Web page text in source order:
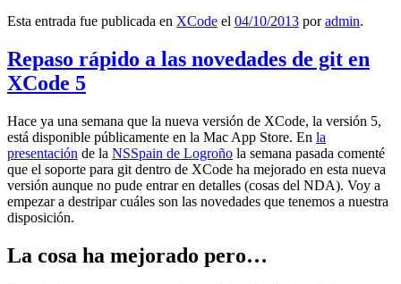
Esta entrada fue publicada en XCode el 04/10/2013 poradmin.
Repaso rápido a las novedades de git en
XCode 5
Hace ya una semana que la nueva versión de XCode, la versión 5,
está disponible públicamente en la Mac App Store. En la
presentación de la NSSpain de Logroño la semana pasada comenté
que el soporte para git dentro de XCode ha mejorado en esta nueva
versión aunque no pude entrar en detalles (cosas del NDA). Voy a
empezar a destripar cuáles son las novedades que tenemos a nuestra
disposición.
La cosa ha mejorado pero…